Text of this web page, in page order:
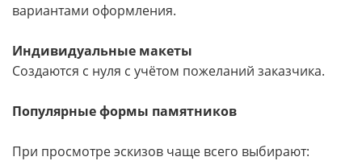
вариантами оформления.
Индивидуальные макеты
Создаются с нуля с учётом пожеланий заказчика.
Популярные формы памятников
При просмотре эскизов чаще всего выбирают: